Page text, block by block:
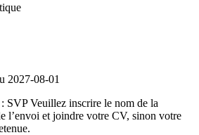
2027-08-01
SVP Veuillez inscrire le nom de la
l’envoi et joindre votre CV, sinon votre